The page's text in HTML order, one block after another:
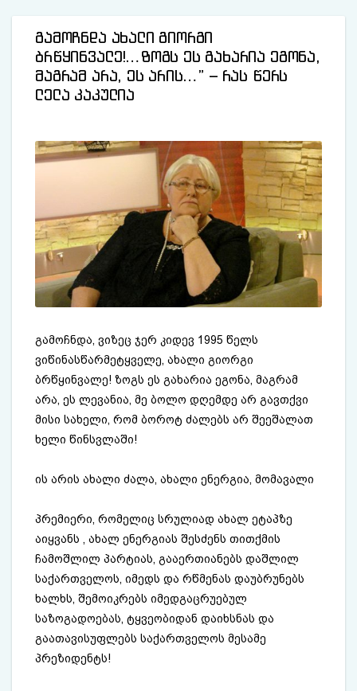
გამოჩნდა ახალი გიორგი
ბრწყინვალე!…ზოგს ეს გახარია ეგონა,
მაგრამ არა, ეს არის…” – რას წერს
ლელა კაკულია
გამოჩნდა, ვიზეც ჯერ კიდევ 1995 წელს
ვიწინასწარმეტყველე, ახალი გიორგი
ბრწყინვალე! ზოგს ეს გახარია ეგონა, მაგრამ
არა, ეს ლევანია, მე ბოლო დღემდე არ გავთქვი
მისი სახელი, რომ ბოროტ ძალებს არ შეეშალათ
ხელი წინსვლაში!
ის არის ახალი ძალა, ახალი ენერგია, მომავალი
პრემიერი, რომელიც სრულიად ახალ ეტაპზე
აიყვანს , ახალ ენერგიას შესძენს თითქმის
ჩამოშლილ პარტიას, გააერთიანებს დაშლილ
საქართველოს, იმედს და რწმენას დაუბრუნებს
ხალხს, შემოიკრებს იმედგაცრუებულ
საზოგადოებას, ტყვეობიდან დაიხსნას და
გაათავისუფლებს საქართველოს მესამე
პრეზიდენტს!